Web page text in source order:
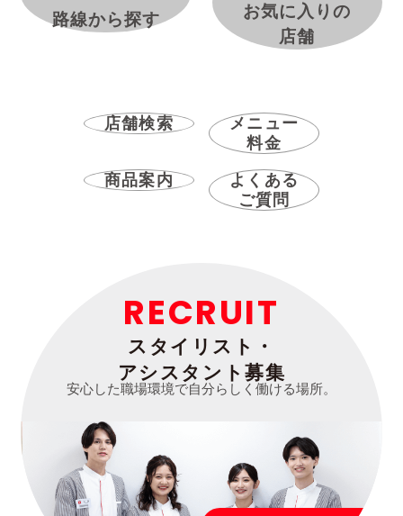
路線から探す
お気に入りの
店舗
店舗検索
メニュー
料金
商品案内
よくある
ご質問
RECRUIT
スタイリスト・
アシスタント募集
安心した職場環境で自分らしく働ける場所。